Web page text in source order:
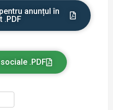
anunțul în
.PDF
.PDF